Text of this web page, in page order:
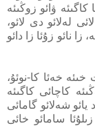
كاگىئە ۋائو زوڭىئە
لەلائو دى لائو،
زا نائو زۇئا زا دائو
خەئا كا-نوئۇ،
كاچائى كاگىئە
يائو شەلائو گامائى
سامائو خائى